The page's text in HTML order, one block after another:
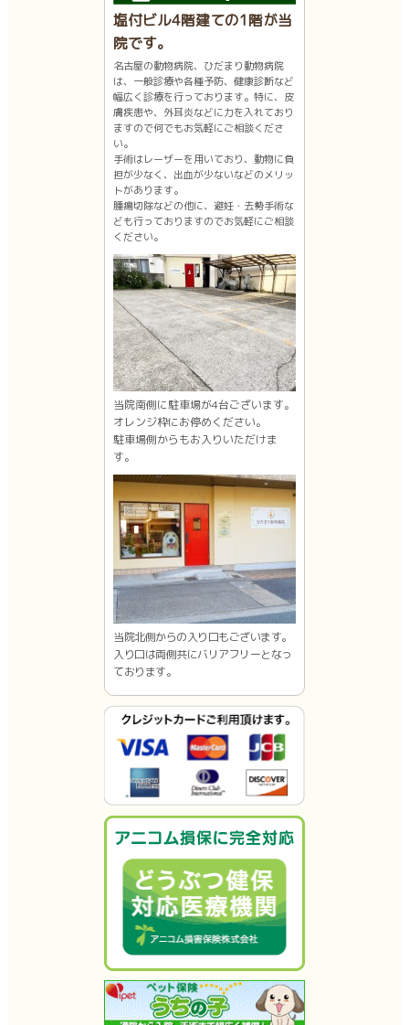
塩付ビル4階建ての1階が当
院です。
名古屋の動物病院、ひだまり動物病院
は、一般診療や各種予防、健康診断など
幅広く診療を行っております。特に、皮
膚疾患や、外耳炎などに力を入れており
ますので何でもお気軽にご相談くださ
い。
手術はレーザーを用いており、動物に負
担が少なく、出血が少ないなどのメリッ
トがあります。
腫瘍切除などの他に、避妊・去勢手術な
ども行っておりますのでお気軽にご相談
ください。
当院南側に駐車場が4台ございます。
オレンジ枠にお停めください。
駐車場側からもお入りいただけま
す。
当院北側からの入り口もございます。
入り口は両側共にバリアフリーとなっ
ております。